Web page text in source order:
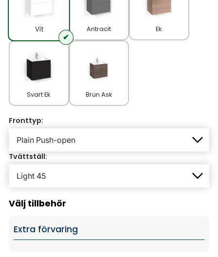
Vit Antracit Ek
Svart Ek Brun Ask
Fronttyp:
Tvättställ:
Välj tillbehör
Extra förvaring